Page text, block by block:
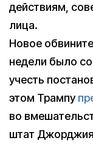
действиям,
лица.
Новое
недели было
учесть
этом Трампу
во
штат